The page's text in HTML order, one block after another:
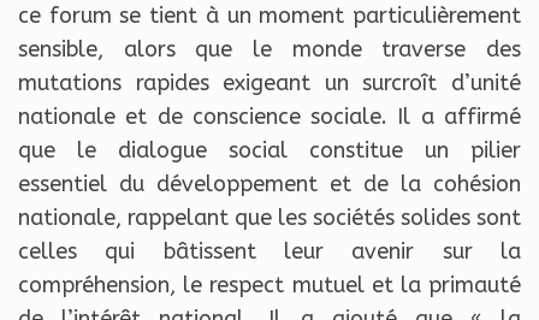
ce forum se tient à un moment particulièrement
sensible, alors que le monde traverse des
mutations rapides exigeant un surcroît d’unité
nationale et de conscience sociale. Il a affirmé
que le dialogue social constitue un pilier
essentiel du développement et de la cohésion
nationale, rappelant que les sociétés solides sont
celles qui bâtissent leur avenir sur la
compréhension, le respect mutuel et la primauté